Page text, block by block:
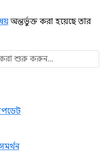
অন্তর্ভুক্ত করা হয়েছে তার